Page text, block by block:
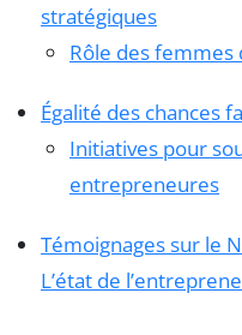
stratégiques
Rôle des femmes
Égalité des chances
Initiatives pour
entrepreneures
Témoignages sur le
L’état de